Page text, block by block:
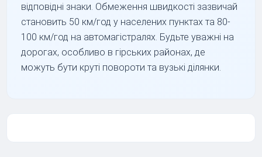
відповідні знаки. Обмеження швидкості зазвичай
становить 50 км/год у населених пунктах та 80-
100 км/год на автомагістралях. Будьте уважні на
дорогах, особливо в гірських районах, де
можуть бути круті повороти та вузькі ділянки.